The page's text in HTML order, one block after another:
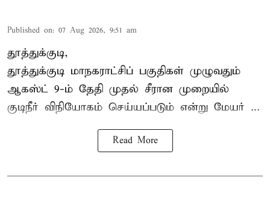
Published on: 07 Aug 2026, 9:51 am
தூத்துக்குடி,
தூத்துக்குடி மாநகராட்சிப் பகுதிகள் முழுவதும்
ஆகஸ்ட் 9-ம் தேதி முதல் சீரான முறையில்
குடிநீர் விநியோகம் செய்யப்படும் என்று மேயர் ...
Read More